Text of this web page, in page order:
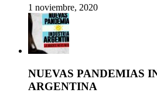
1 noviembre, 2020
NUEVAS PANDEMIAS
ARGENTINA